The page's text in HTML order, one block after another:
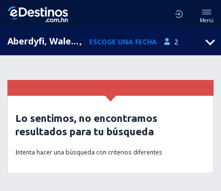
Menú
Aberdyfi, Wales, Reino Unido, ESCOGE UNA FECHA 2
Lo sentimos, no encontramos
resultados para tu búsqueda
Intenta hacer una búsqueda con criterios diferentes